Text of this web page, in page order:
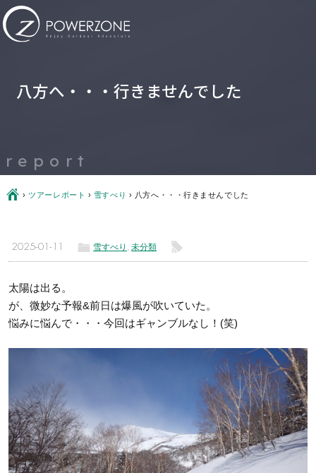
report
八方へ・・・行きませんでした
Ç ›ツアーレポート › 雪すべり › 八方へ・・・行きませんでした
2025-01-11 ë 雪すべり , 未分類 l
太陽は出る。
が、微妙な予報&前日は爆風が吹いていた。
悩みに悩んで・・・今回はギャンブルなし！(笑)